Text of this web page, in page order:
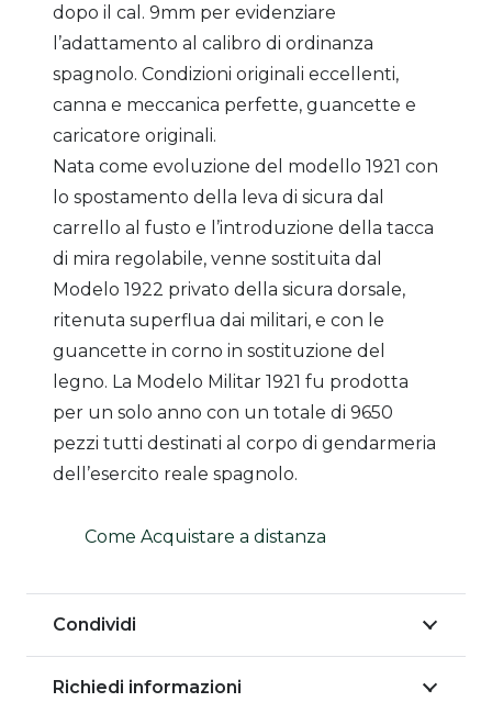
dopo il cal. 9mm per evidenziare
l’adattamento al calibro di ordinanza
spagnolo. Condizioni originali eccellenti,
canna e meccanica perfette, guancette e
caricatore originali.
Nata come evoluzione del modello 1921 con
lo spostamento della leva di sicura dal
carrello al fusto e l’introduzione della tacca
di mira regolabile, venne sostituita dal
Modelo 1922 privato della sicura dorsale,
ritenuta superflua dai militari, e con le
guancette in corno in sostituzione del
legno. La Modelo Militar 1921 fu prodotta
per un solo anno con un totale di 9650
pezzi tutti destinati al corpo di gendarmeria
dell’esercito reale spagnolo.
Come Acquistare a distanza
Condividi
Richiedi informazioni